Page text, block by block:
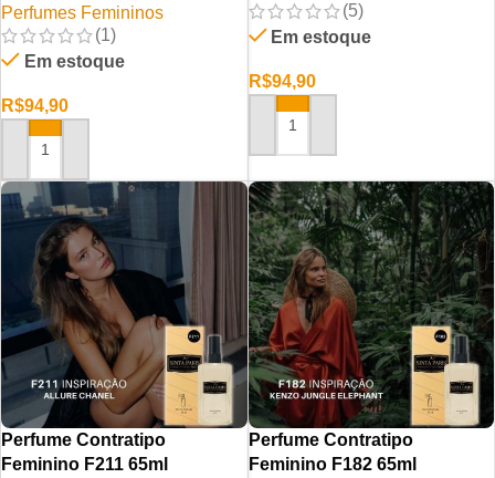
Perfumes Femininos
(1)
Em estoque
R$94,90
ADICIONAR AO CARRINHO
(5)
Em estoque
R$94,90
ADICIONAR AO CARRINHO
Perfume Contratipo
Feminino F211 65ml
Perfume Contratipo
Feminino F182 65ml